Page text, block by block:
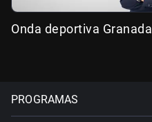
Onda deportiva Granada
PROGRAMAS